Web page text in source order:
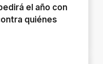
el año con
quiénes